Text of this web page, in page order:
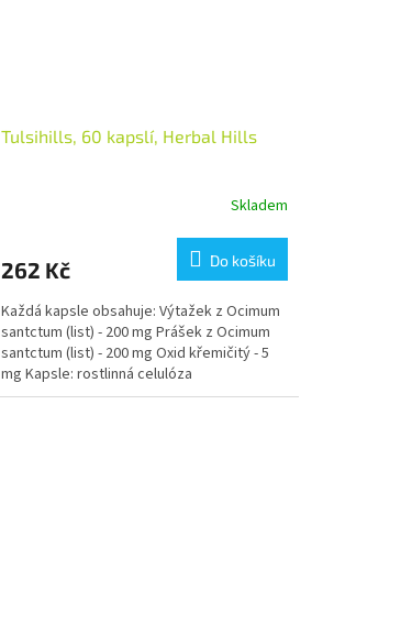
Tulsihills, 60 kapslí, Herbal Hills
Skladem
262 Kč Do košíku
Každá kapsle obsahuje: Výtažek z Ocimum
santctum (list) - 200 mg Prášek z Ocimum
santctum (list) - 200 mg Oxid křemičitý - 5
mg Kapsle: rostlinná celulóza